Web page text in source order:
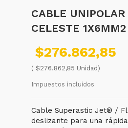
CABLE
CELESTE
$276.862,85
( $276.862,85 Unidad)
Impuestos incluidos
Cable Superastic Jet® /
deslizante para una